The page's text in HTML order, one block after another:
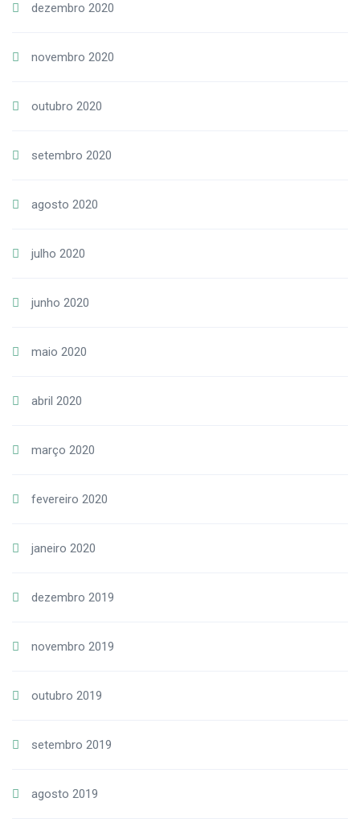
dezembro 2020
novembro 2020
outubro 2020
setembro 2020
agosto 2020
julho 2020
junho 2020
maio 2020
abril 2020
março 2020
fevereiro 2020
janeiro 2020
dezembro 2019
novembro 2019
outubro 2019
setembro 2019
agosto 2019